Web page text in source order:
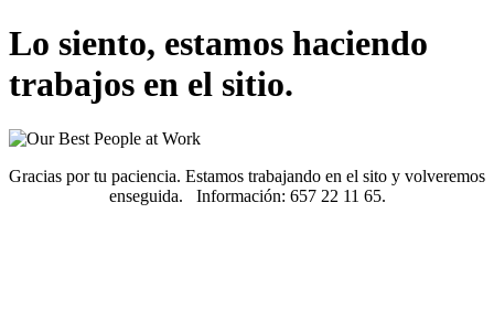
Lo siento, estamos haciendo
trabajos en el sitio.
Gracias por tu paciencia. Estamos trabajando en el sito y volveremos
enseguida. Información: 657 22 11 65.